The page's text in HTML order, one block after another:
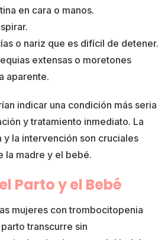
en cara o manos.
o nariz que es difícil de detener.
extensas o moretones
aparente.
indicar una condición más seria
y tratamiento inmediato. La
la intervención son cruciales
la madre y el bebé.
Parto y el Bebé
mujeres con trombocitopenia
transcurre sin